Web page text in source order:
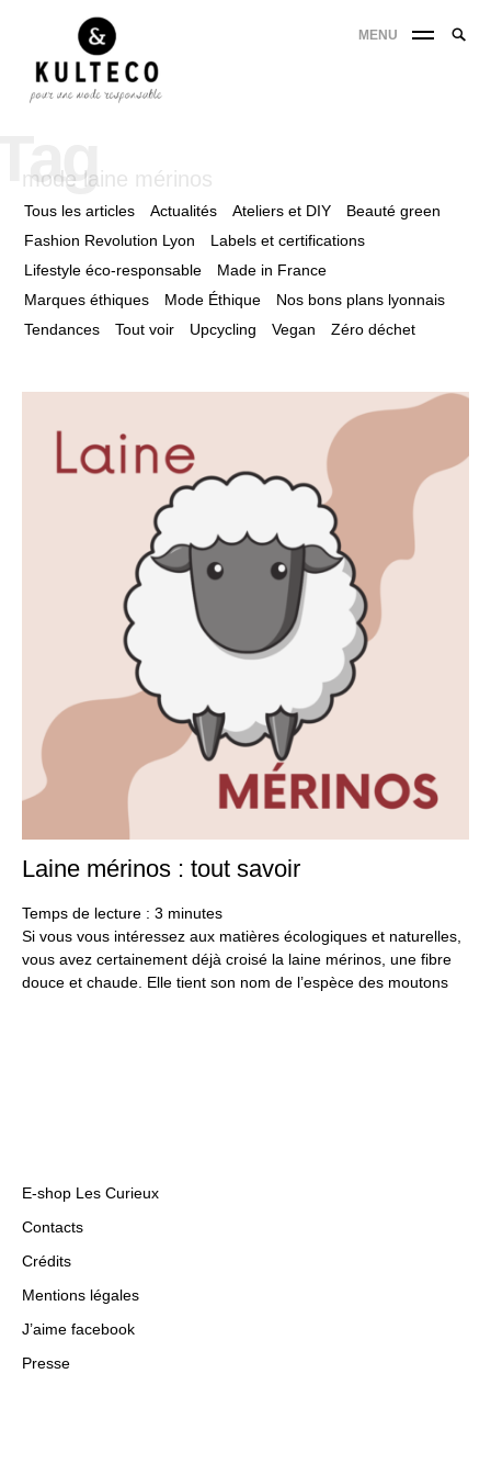
MENU
mode laine mérinos
Tous les articles Actualités Ateliers et DIY
Beauté green
Fashion Revolution Lyon
Labels et certifications
Lifestyle éco-responsable
Made in France
Marques éthiques
Mode Éthique
Nos bons plans lyonnais
Tendances
Tout voir Upcycling Vegan Zéro déchet
Laine mérinos : tout savoir
Temps de lecture : 3 minutes
Si vous vous intéressez aux matières écologiques et naturelles,
vous avez certainement déjà croisé la laine mérinos, une fibre
douce et chaude. Elle tient son nom de l’espèce des moutons
E-shop Les Curieux
Contacts
Crédits
Mentions légales
J’aime facebook
Presse